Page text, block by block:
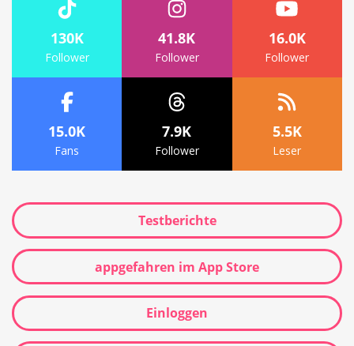
130K
Follower
41.8K
Follower
16.0K
Follower
15.0K
Fans
7.9K
Follower
5.5K
Leser
Testberichte
appgefahren im App Store
Einloggen